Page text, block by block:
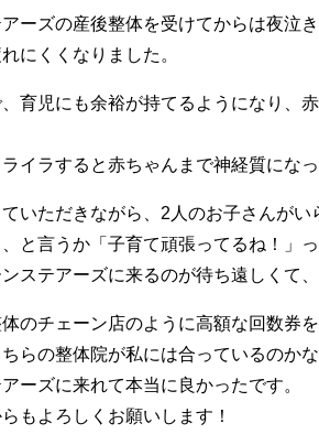
ーズの産後整体を受けてからは夜泣
にくくなりました。
育児にも余裕が持てるようになり、
イラすると赤ちゃんまで神経質にな
いただきながら、2人のお子さんが
と言うか「子育て頑張ってるね！」
ステアーズに来るのが待ち遠しくて
のチェーン店のように高額な回数券
らの整体院が私には合っているのかな
ーズに来れて本当に良かったです。
もよろしくお願いします！